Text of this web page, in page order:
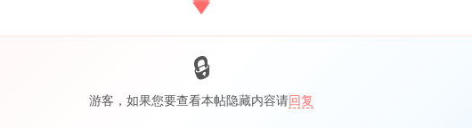
游客，如果您要查看本帖隐藏内容请回复